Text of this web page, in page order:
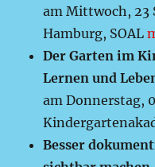
am Mittwoch, 23
Hamburg, SOAL
Der Garten im
Lernen und
am Donnerstag,
Besser